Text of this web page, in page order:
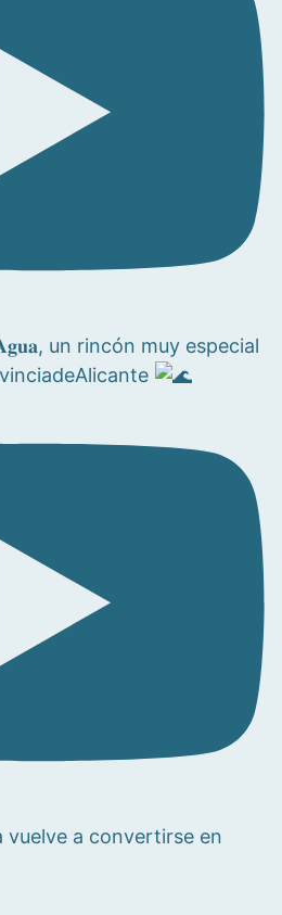
𝐀𝐠𝐮𝐚, un rincón muy especial
vuelve a convertirse en